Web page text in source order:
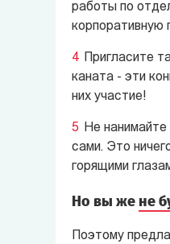
работы по
корпоративную
Пригласите
каната - эти
них участие!
Не
сами. Это
горящими
Но вы же не
Поэтому